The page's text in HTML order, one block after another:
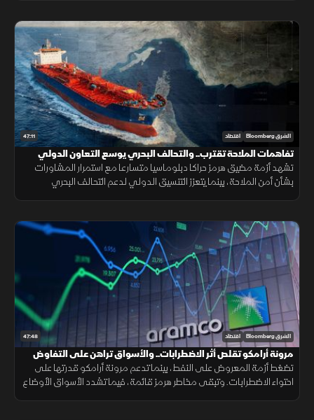
47:11 الشرق Bloomberg اقتصاد
تفاهمات الملاحة تقترب.. والتحالف البحري يوسع التعاون الدولي
تشهد أزمة مضيق هرمز حراكا دبلوماسيا متسارعا مع استمرار المشاورات
بشأن أمن الملاحة، بينما يتعزز التنسيق الدولي لدعم التحالف البحري
47:48 الشرق Bloomberg اقتصاد
مرونة أرامكو تقلص أثر الاضطرابات.. والأسواق تراهن على التفاوض
تضغط أزمة المعروض على النفط، بينما تدعم مرونة أرامكو قدرتها على
احتواء الاضطرابات. وتبقى مخاطر هرمز قائمة، فيما تشدد الأسواق الأوضاع